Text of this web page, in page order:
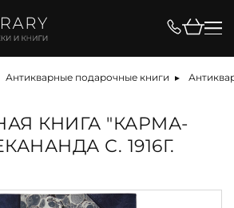
Антикварные подарочные книги
КНИГА "КАРМА-
С. 1916Г.